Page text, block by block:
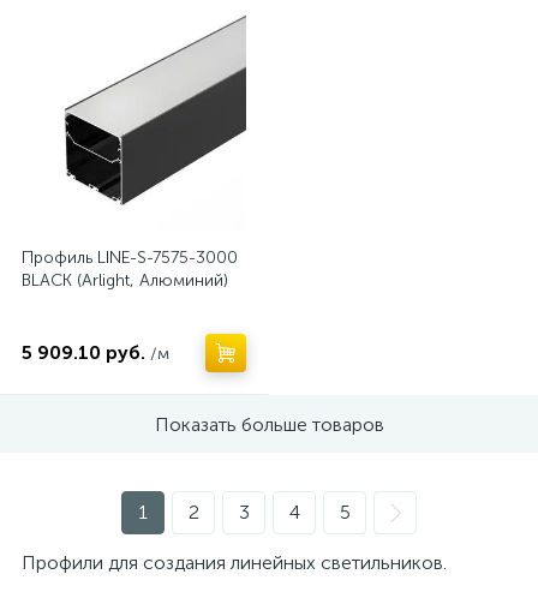
Профиль LINE-S-7575-3000
BLACK (Arlight, Алюминий)
5 909.10 руб. /м
Показать больше товаров
1 2 3 4 5
Профили для создания линейных светильников.